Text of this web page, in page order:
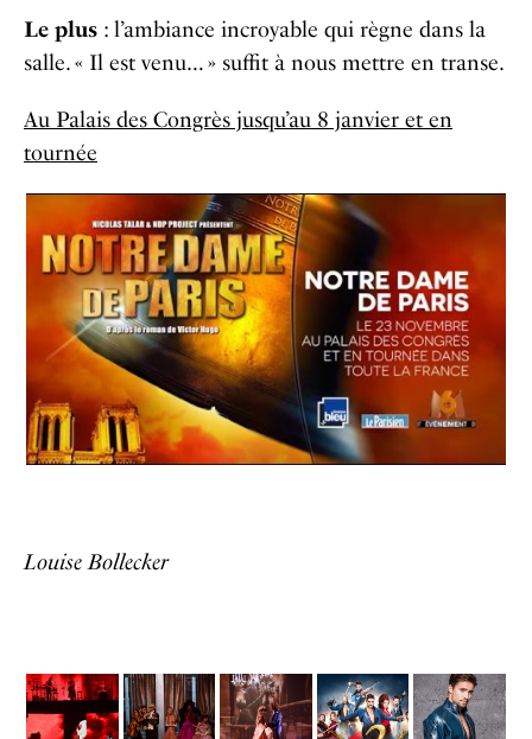
Le plus : l’ambiance incroyable qui règne dans la
salle. « Il est venu… » suffit à nous mettre en transe.
Au Palais des Congrès jusqu’au 8 janvier et en
tournée
Louise Bollecker